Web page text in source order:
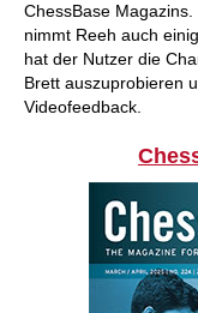
ChessBase
nimmt Reeh auch
hat der Nutzer die
Brett auszuprobieren
Videofeedback.